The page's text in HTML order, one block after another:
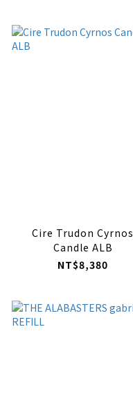
Cire Trudon Cyrnos
Candle ALB
NT$8,380